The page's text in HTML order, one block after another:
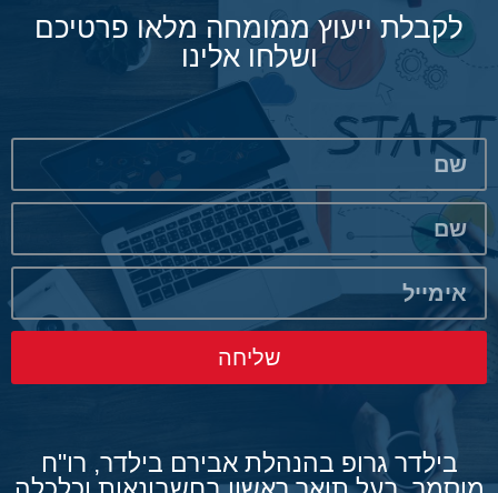
לקבלת ייעוץ ממומחה מלאו פרטיכם
ושלחו אלינו
שליחה
בילדר גרופ בהנהלת אבירם בילדר, רו"ח